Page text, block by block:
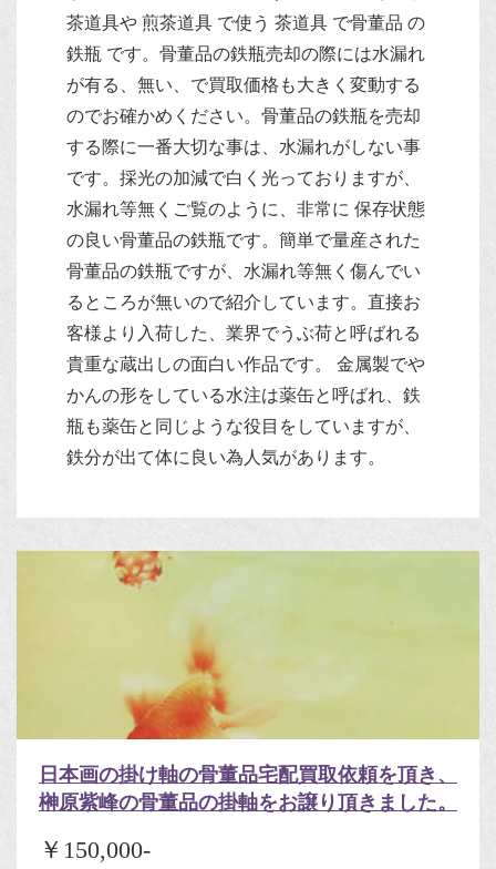
茶道具や 煎茶道具 で使う 茶道具 で骨董品 の
鉄瓶 です。骨董品の鉄瓶売却の際には水漏れ
が有る、無い、で買取価格も大きく変動する
のでお確かめください。骨董品の鉄瓶を売却
する際に一番大切な事は、水漏れがしない事
です。採光の加減で白く光っておりますが、
水漏れ等無くご覧のように、非常に 保存状態
の良い骨董品の鉄瓶です。簡単で量産された
骨董品の鉄瓶ですが、水漏れ等無く傷んでい
るところが無いので紹介しています。直接お
客様より入荷した、業界でうぶ荷と呼ばれる
貴重な蔵出しの面白い作品です。 金属製でや
かんの形をしている水注は薬缶と呼ばれ、鉄
瓶も薬缶と同じような役目をしていますが、
鉄分が出て体に良い為人気があります。
日本画の掛け軸の骨董品宅配買取依頼を頂き、
榊原紫峰の骨董品の掛軸をお譲り頂きました。
￥150,000-